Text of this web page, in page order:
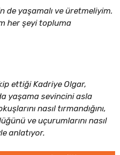
de yaşamalı ve üretmeliyim.
her şeyi topluma
ettiği Kadriye Olgar,
yaşama sevincini asla
nasıl tırmandığını,
ve uçurumlarını nasıl
anlatıyor.